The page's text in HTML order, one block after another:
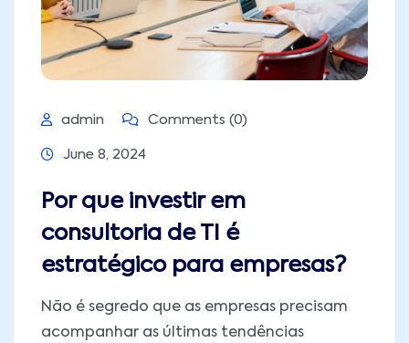
admin Comments (0)
June 8, 2024
Por que investir em
consultoria de TI é
estratégico para empresas?
Não é segredo que as empresas precisam
acompanhar as últimas tendências